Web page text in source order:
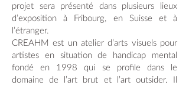
projet sera présenté dans plusieurs lieux
d’exposition à Fribourg, en Suisse et à
l’étranger.
CREAHM est un atelier d’arts visuels pour
artistes en situation de handicap mental
fondé en 1998 qui se profile dans le
domaine de l’art brut et l’art outsider. Il